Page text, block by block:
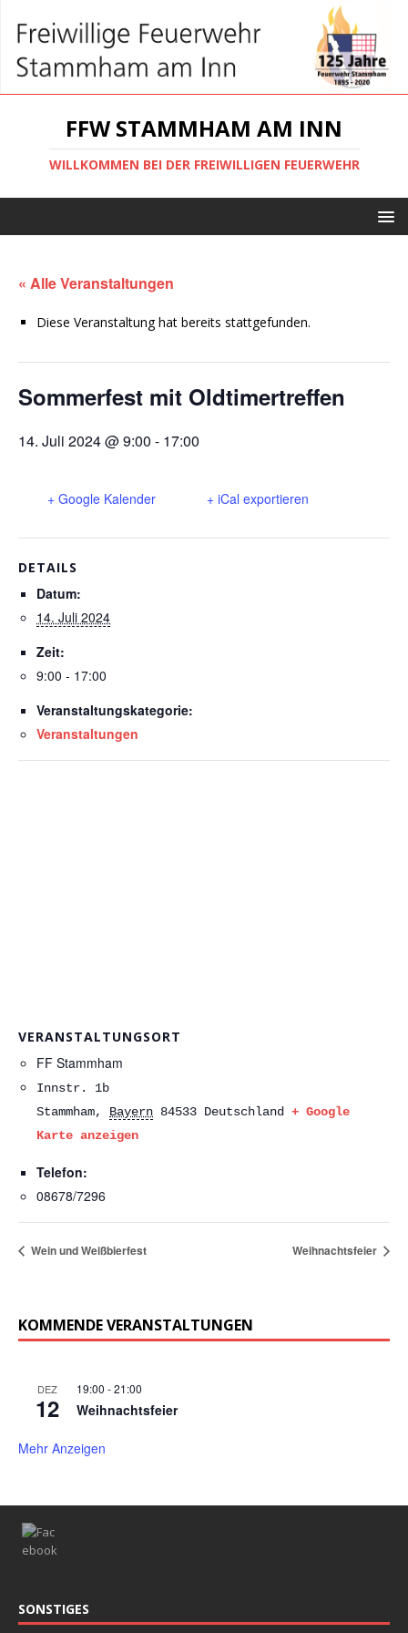
FFW STAMMHAM AM INN
WILLKOMMEN BEI DER FREIWILLIGEN FEUERWEHR
« Alle Veranstaltungen
Diese Veranstaltung hat bereits stattgefunden.
Sommerfest mit Oldtimertreffen
14. Juli 2024 @ 9:00 - 17:00
+ Google Kalender + iCal exportieren
DETAILS
Datum:
14. Juli 2024
Zeit:
9:00 - 17:00
Veranstaltungskategorie:
Veranstaltungen
VERANSTALTUNGSORT
FF Stammham
Innstr. 1b
Stammham, Bayern 84533 Deutschland
+ Google
Karte anzeigen
Telefon:
08678/7296
Wein und Weißbierfest Weihnachtsfeier
KOMMENDE VERANSTALTUNGEN
DEZ
12
19:00 -21:00
Weihnachtsfeier
Mehr Anzeigen
SONSTIGES